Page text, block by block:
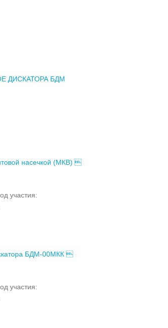
ДИСКАТОРА БДМ
насечкой (МКВ) 
участия:
БДМ-00МКК 
участия: